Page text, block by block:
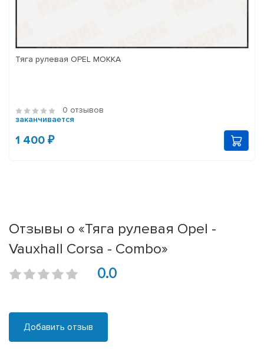
Тяга рулевая OPEL MOKKA
0 отзывов
заканчивается
1 400 ₽
Отзывы о «Тяга рулевая Opel -
Vauxhall Corsa - Combo»
0.0
Добавить отзыв